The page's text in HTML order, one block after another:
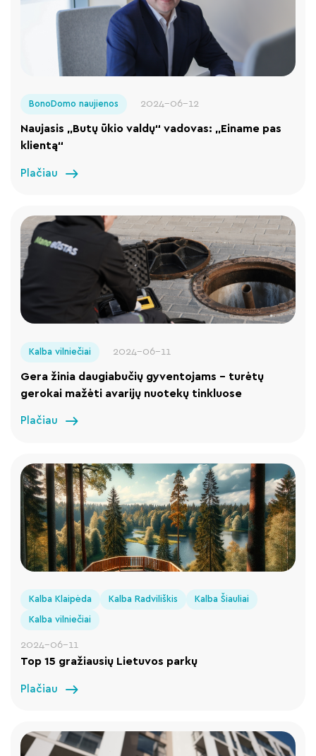
BonoDomo naujienos 2024-06-12
Naujasis „Butų ūkio valdų“ vadovas: „Einame pas
klientą“
Plačiau
Kalba vilniečiai 2024-06-11
Gera žinia daugiabučių gyventojams – turėtų
gerokai mažėti avarijų nuotekų tinkluose
Plačiau
Kalba Klaipėda Kalba Radviliškis Kalba Šiauliai
Kalba vilniečiai
2024-06-11
Top 15 gražiausių Lietuvos parkų
Plačiau